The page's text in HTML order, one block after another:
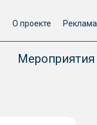
О проекте Реклама
Мероприятия